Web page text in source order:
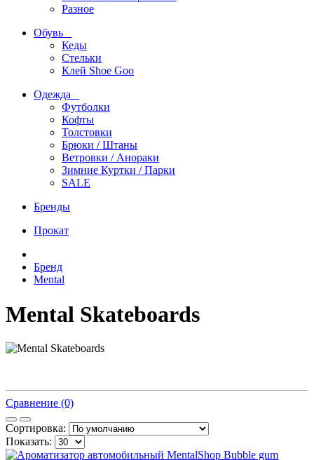
Разное
Обувь
Кеды
Стельки
Клей Shoe Goo
Одежда
Футболки
Кофты
Толстовки
Брюки / Штаны
Ветровки / Анораки
Зимние Куртки / Парки
SALE
Бренды
Прокат
Бренд
Mental
Mental Skateboards
Сравнение (0)
Сортировка:
Показать: